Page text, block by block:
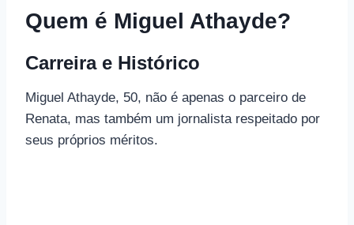
Quem é Miguel Athayde?
Carreira e Histórico
Miguel Athayde, 50, não é apenas o parceiro de
Renata, mas também um jornalista respeitado por
seus próprios méritos.